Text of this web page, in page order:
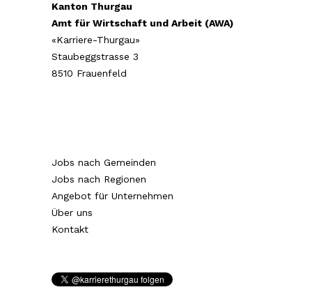
Kanton Thurgau
Amt für Wirtschaft und Arbeit (AWA)
«Karriere-Thurgau»
Staubeggstrasse 3
8510 Frauenfeld
Jobs nach Gemeinden
Jobs nach Regionen
Angebot für Unternehmen
Über uns
Kontakt